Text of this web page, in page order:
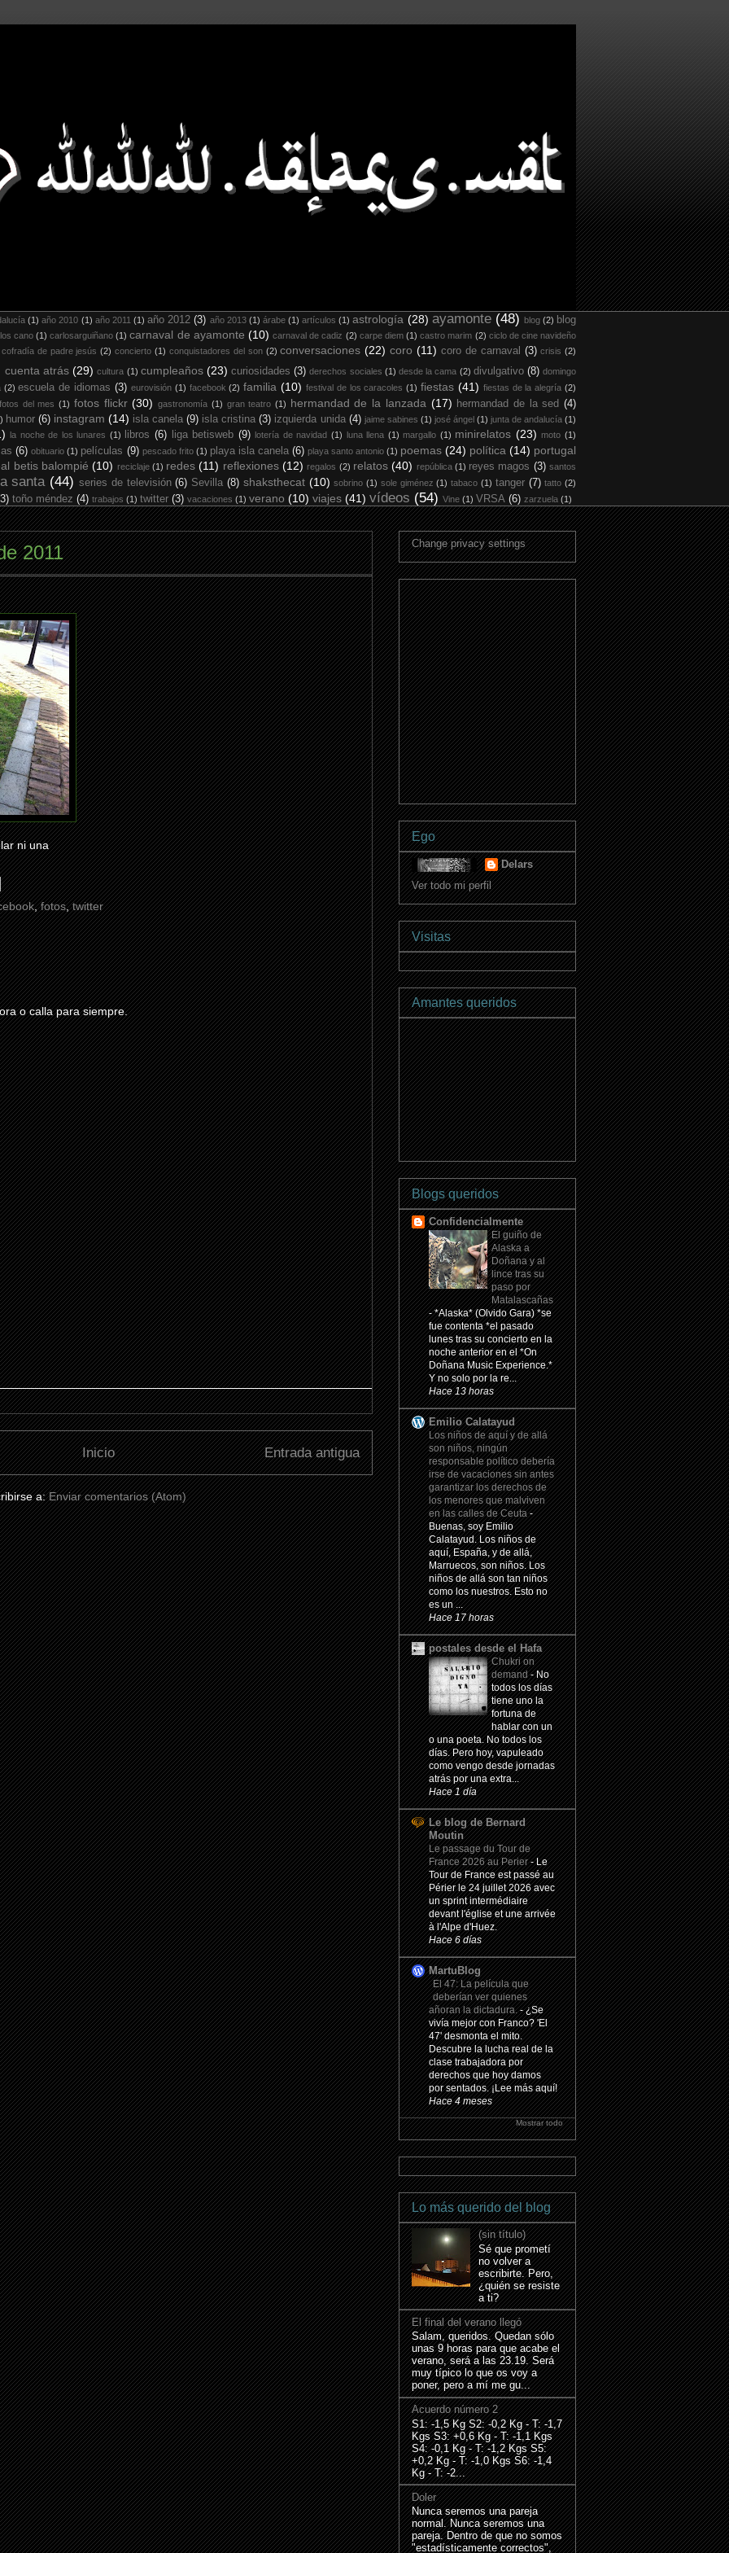
(1) año 2010 (1) año 2011 (1) año 2012 (3) año 2013 (1) árabe (1) artículos (1) astrología (28) ayamonte (48) blog (2) blog
cano (1) carlosarguiñano (1) carnaval de ayamonte (10) carnaval de cadiz (2) carpe diem (1) castro marim (2) ciclo de cine navideño
cofradía de padre jesús (2) concierto (1) conquistadores del son (2) conversaciones (22) coro (11) coro de carnaval (3) crisis (2)
cuenta atrás (29) cultura (1) cumpleaños (23) curiosidades (3) derechos sociales (1) desde la cama (2) divulgativo (8) domingo
(2) escuela de idiomas (3) eurovisión (1) facebook (2) familia (10) festival de los caracoles (1) fiestas (41) fiestas de la alegría (2)
fotos del mes (1) fotos flickr (30) gastronomía (1) gran teatro (1) hermandad de la lanzada (17) hermandad de la sed (4)
humor (6) instagram (14) isla canela (9) isla cristina (3) izquierda unida (4) jaime sabines (1) josé ángel (1) junta de andalucía (1)
la noche de los lunares (1) libros (6) liga betisweb (9) lotería de navidad (1) luna llena (1) margallo (1) minirelatos (23) moto (1)
(6) obituario (1) películas (9) pescado frito (1) playa isla canela (6) playa santo antonio (1) poemas (24) política (14) portugal
betis balompié (10) reciclaje (1) redes (11) reflexiones (12) regalos (2) relatos (40) república (1) reyes magos (3) santos
santa (44) series de televisión (6) Sevilla (8) shaksthecat (10) sobrino (1) sole giménez (1) tabaco (1) tanger (7) tatto (2)
toño méndez (4) trabajos (1) twitter (3) vacaciones (1) verano (10) viajes (41) vídeos (54) Vine (1) VRSA (6) zarzuela (1)
2011
ni una
,fotos,twitter
o calla para siempre.
Entrada antigua
Inicio
a:Enviar comentarios (Atom)
Change privacy settings
Ego
Delars
Ver todo mi perfil
Visitas
Amantes queridos
Blogs queridos
Confidencialmente
El guiño de
Alaska a
Doñana y al
lince tras su
paso por
Matalascañas
-*Alaska* (Olvido Gara) *se
fue contenta *el pasado
lunes tras su concierto en la
noche anterior en el *On
Doñana Music Experience.*
Y no solo por la re...
Hace 13 horas
Emilio Calatayud
Los niños de aquí y de allá
son niños, ningún
responsable político debería
irse de vacaciones sin antes
garantizar los derechos de
los menores que malviven
en las calles de Ceuta-
Buenas, soy Emilio
Calatayud. Los niños de
aquí, España, y de allá,
Marruecos, son niños. Los
niños de allá son tan niños
como los nuestros. Esto no
es un ...
Hace 17 horas
postales desde el Hafa
Chukri on
demand-No
todos los días
tiene uno la
fortuna de
hablar con un
o una poeta. No todos los
días. Pero hoy, vapuleado
como vengo desde jornadas
atrás por una extra...
Hace 1 día
Le blog de Bernard
Moutin
Le passage du Tour de
France 2026 au Perier-Le
Tour de France est passé au
Périer le 24 juillet 2026 avec
un sprint intermédiaire
devant l'église et une arrivée
à l'Alpe d'Huez.
Hace 6 días
MartuBlog
El 47: La película que
deberían ver quienes
añoran la dictadura.-¿Se
vivía mejor con Franco? 'El
47' desmonta el mito.
Descubre la lucha real de la
clase trabajadora por
derechos que hoy damos
por sentados. ¡Lee más aquí!
Hace 4 meses
Mostrar todo
Lo más querido del blog
(sin título)
Sé que prometí
no volver a
escribirte. Pero,
¿quién se resiste
a ti?
El final del verano llegó
Salam, queridos. Quedan sólo
unas 9 horas para que acabe el
verano, será a las 23.19. Será
muy típico lo que os voy a
poner, pero a mí me gu...
Acuerdo número 2
S1: -1,5 Kg S2: -0,2 Kg - T: -1,7
Kgs S3: +0,6 Kg - T: -1,1 Kgs
S4: -0,1 Kg - T: -1,2 Kgs S5:
+0,2 Kg - T: -1,0 Kgs S6: -1,4
Kg - T: -2...
Doler
Nunca seremos una pareja
normal. Nunca seremos una
pareja. Dentro de que no somos
"estadísticamente correctos",